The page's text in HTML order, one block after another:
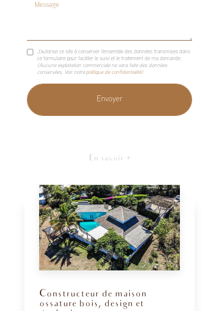
Message
J'autorise ce site à conserver l'ensemble des données transmises dans
ce formulaire pour faciliter le suivi et le traitement de ma demande.
(Aucune exploitation commerciale ne sera faite des données
conservées. Voir notre politique de confidentialité)
En savoir +
Constructeur de maison
ossature bois, design et